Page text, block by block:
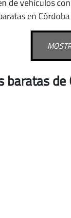
de vehículos
en
de